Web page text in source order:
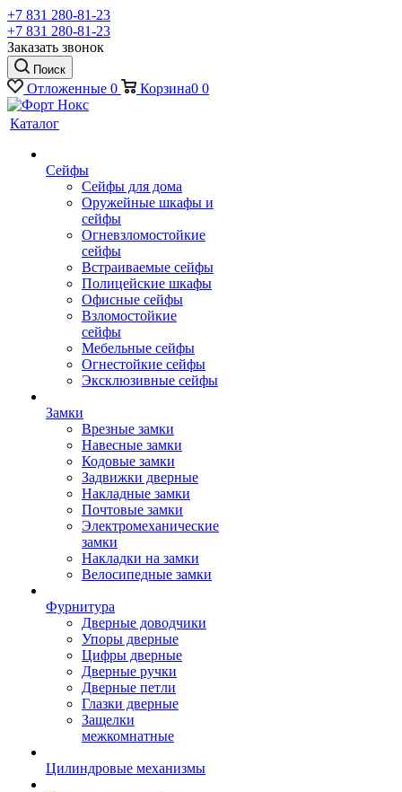
+7 831 280-81-23
+7 831 280-81-23
Заказать звонок
Поиск
Отложенные 0 Корзина0 0
Каталог
Сейфы
Сейфы для дома
Оружейные шкафы и
сейфы
Огневзломостойкие
сейфы
Встраиваемые сейфы
Полицейские шкафы
Офисные сейфы
Взломостойкие
сейфы
Мебельные сейфы
Огнестойкие сейфы
Эксклюзивные сейфы
Замки
Врезные замки
Навесные замки
Кодовые замки
Задвижки дверные
Накладные замки
Почтовые замки
Электромеханические
замки
Накладки на замки
Велосипедные замки
Фурнитура
Дверные доводчики
Упоры дверные
Цифры дверные
Дверные ручки
Дверные петли
Глазки дверные
Защелки
межкомнатные
Цилиндровые механизмы